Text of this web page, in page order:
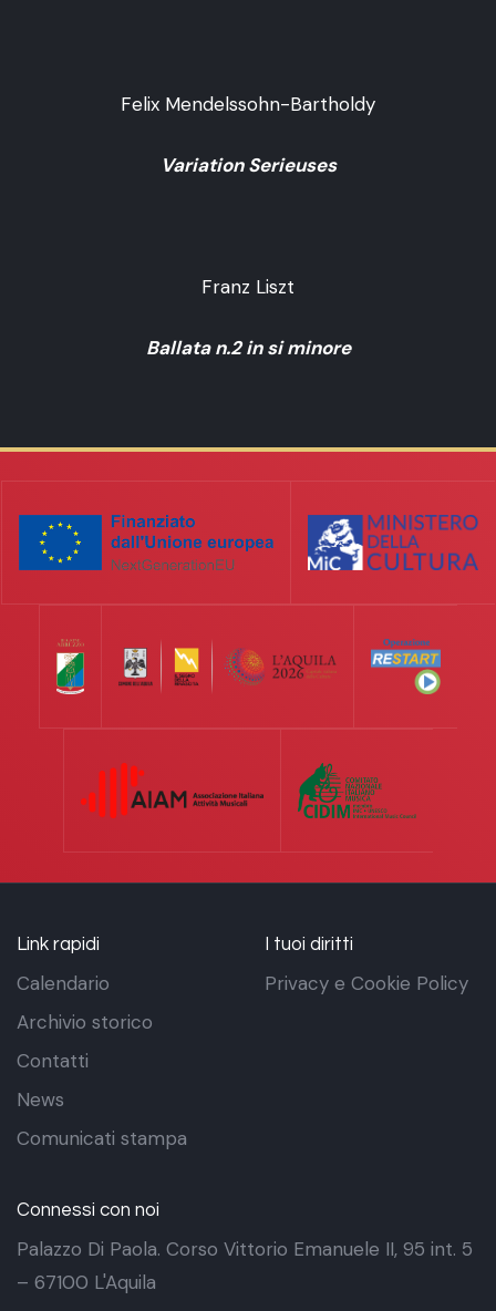
Felix Mendelssohn-Bartholdy
Variation Serieuses
Franz Liszt
Ballata n.2 in si minore
Link rapidi
Calendario
Archivio storico
Contatti
News
Comunicati stampa
I tuoi diritti
Privacy e Cookie Policy
Connessi con noi
Palazzo Di Paola. Corso Vittorio Emanuele II, 95 int. 5
– 67100 L'Aquila